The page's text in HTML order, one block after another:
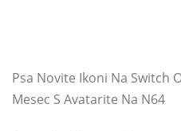
Psa Novite Ikoni Na Switch
Mesec S Avatarite Na N64